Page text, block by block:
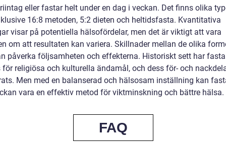
eller fastar helt under en dag i veckan. Det finns olika
16:8 metoden, 5:2 dieten och heltidsfasta. Kvantitativa
visar på potentiella hälsofördelar, men det är viktigt att vara
om att resultaten kan variera. Skillnader mellan de olika
påverka följsamheten och effekterna. Historiskt sett har fasta
religiösa och kulturella ändamål, och dess för- och
Men med en balanserad och hälsosam inställning kan
vara en effektiv metod för viktminskning och bättre hälsa.
FAQ